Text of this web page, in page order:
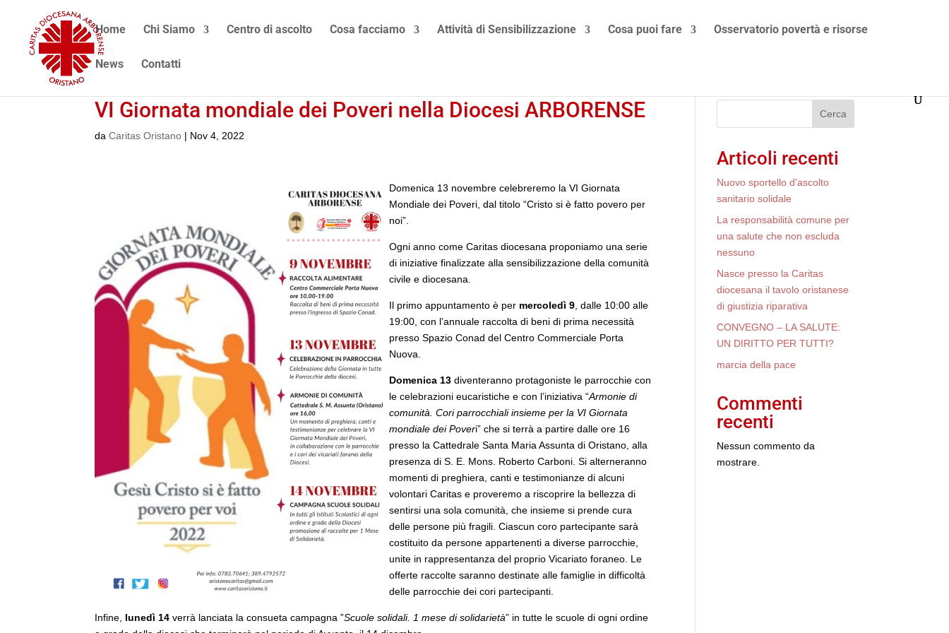
Home Chi Siamo Centro di ascolto Cosa facciamo Attività di Sensibilizzazione Cosa puoi fare Osservatorio povertà e risorse
News Contatti
VI Giornata mondiale dei Poveri nella Diocesi ARBORENSE
daCaritas Oristano | Nov 4, 2022
Domenica 13 novembre celebreremo la VI Giornata
Mondiale dei Poveri, dal titolo “Cristo si è fatto povero per
noi”.
Ogni anno come Caritas diocesana proponiamo una serie
di iniziative finalizzate alla sensibilizzazione della comunità
civile e diocesana.
Il primo appuntamento è per mercoledì 9 , dalle 10:00 alle
19:00, con l’annuale raccolta di beni di prima necessità
presso Spazio Conad del Centro Commerciale Porta
Nuova.
Domenica 13diventeranno protagoniste le parrocchie con
le celebrazioni eucaristiche e con l’iniziativa “Armonie di
comunità. Cori parrocchiali insieme per la VI Giornata
mondiale dei Poveri” che si terrà a partire dalle ore 16
presso la Cattedrale Santa Maria Assunta di Oristano, alla
presenza di S. E. Mons. Roberto Carboni. Si alterneranno
momenti di preghiera, canti e testimonianze di alcuni
volontari Caritas e proveremo a riscoprire la bellezza di
sentirsi una sola comunità, che insieme si prende cura
delle persone più fragili. Ciascun coro partecipante sarà
costituito da persone appartenenti a diverse parrocchie,
unite in rappresentanza del proprio Vicariato foraneo. Le
offerte raccolte saranno destinate alle famiglie in difficoltà
delle parrocchie dei cori partecipanti.
Infine, lunedì 14 verrà lanciata la consueta campagna ”Scuole solidali. 1 mese di solidarietà” in tutte le scuole di ogni ordine
Cerca
Articoli recenti
Nuovo sportello d’ascolto
sanitario solidale
La responsabilità comune per
una salute che non escluda
nessuno
Nasce presso la Caritas
diocesana il tavolo oristanese
di giustizia riparativa
CONVEGNO – LA SALUTE:
UN DIRITTO PER TUTTI?
marcia della pace
Commenti
recenti
Nessun commento da
mostrare.